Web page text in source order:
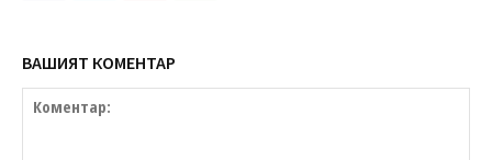
ВАШИЯТ КОМЕНТАР